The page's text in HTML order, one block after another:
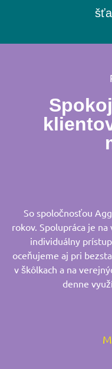
So spoločnosťou
rokov. Spolupráca je
individuálny
oceňujeme aj pri
v škôlkach a na
denne